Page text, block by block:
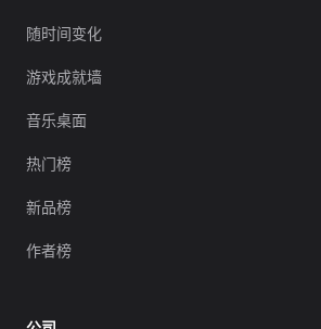
随时间变化
游戏成就墙
音乐桌面
热门榜
新品榜
作者榜